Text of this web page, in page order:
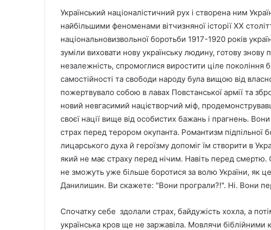
Український націоналістичний рух і створена ним
найбільшими феноменами вітчизняної історії ХХ
національновизвольної боротьби 1917-1920 років
зуміли виховати нову українську людину, готову знову
незалежність, спромоглися виростити ціле покоління
самостійності та свободи народу була вищою від
пожертвувало собою в лавах Повстанської армії та
новий невгасимий націєтворчий міф,
своєї нації вище від особистих бажань і прагнень.
страх перед терором окупанта. Романтизм підпільної
лицарського духа й героїзму допоміг їм створити в
який не має страху перед нічим. Навіть перед
не зможуть уже більше боротися за волю України, як
Данилишин. Ви скажете: "Вони програли?!". Ні. Вони
Спочатку себе здолали страх, байдужість хохла, а
українська кров ще не заржавіла. Мовлячи